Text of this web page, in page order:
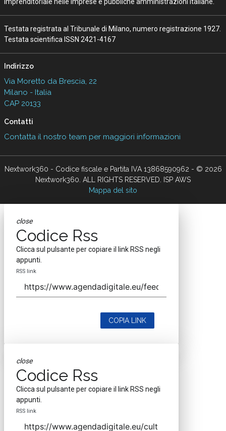
Testata registrata al Tribunale di Milano, numero registrazione 1927.
Testata scientifica ISSN 2421-4167
Indirizzo
Via Moretto da Brescia, 22
Milano - Italia
CAP 20133
Contatti
Contatta il nostro team per maggiori informazioni
Nextwork360 - Codice fiscale e Partita IVA 13868590962 - © 2026
Nextwork360. ALL RIGHTS RESERVED. ISP AWS
Mappa del sito
close
Codice Rss
Clicca sul pulsante per copiare il link RSS negli
appunti.
RSS link
COPIA LINK
close
Codice Rss
Clicca sul pulsante per copiare il link RSS negli
appunti.
RSS link